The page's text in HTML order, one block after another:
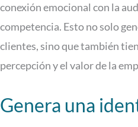
conexión emocional con la
competencia. Esto no solo
clientes, sino que también
percepción y el valor de la
Genera una